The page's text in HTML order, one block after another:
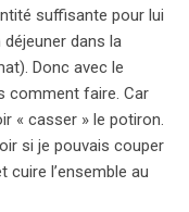
suffisante pour lui
dans la
Donc avec le
comment faire. Car
« casser » le potiron.
si je pouvais couper
cuire l’ensemble au